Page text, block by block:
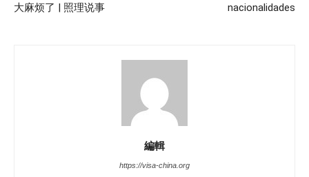
大麻烦了 | 照理说事
nacionalidades
編輯
https://visa-china.org